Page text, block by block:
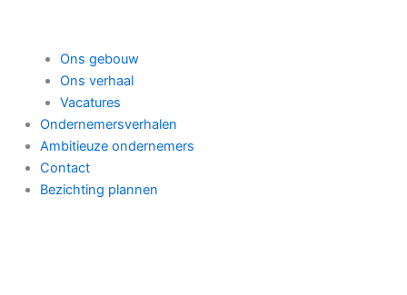
Ons gebouw
Ons verhaal
Vacatures
Ondernemersverhalen
Ambitieuze ondernemers
Contact
Bezichting plannen